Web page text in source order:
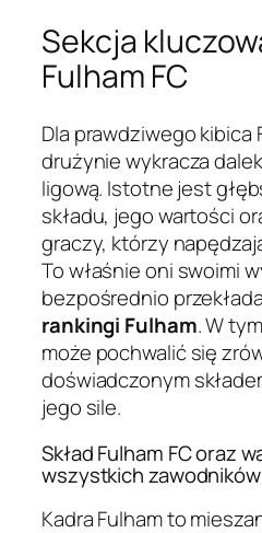
Sekcja
Fulham FC
Dla prawdziwego kibica
drużynie wykracza
ligową. Istotne jest
składu, jego wartości
graczy, którzy
To właśnie oni swoimi
bezpośrednio
rankingi Fulham. W
może pochwalić się
doświadczonym
jego sile.
Skład Fulham FC oraz
wszystkich zawodników
Kadra Fulham to